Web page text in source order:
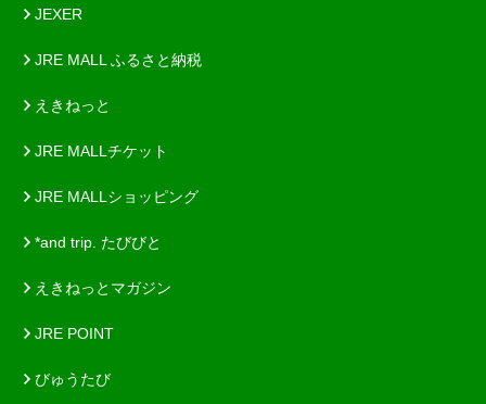
JEXER
JRE MALL ふるさと納税
えきねっと
JRE MALLチケット
JRE MALLショッピング
*and trip. たびびと
えきねっとマガジン
JRE POINT
びゅうたび